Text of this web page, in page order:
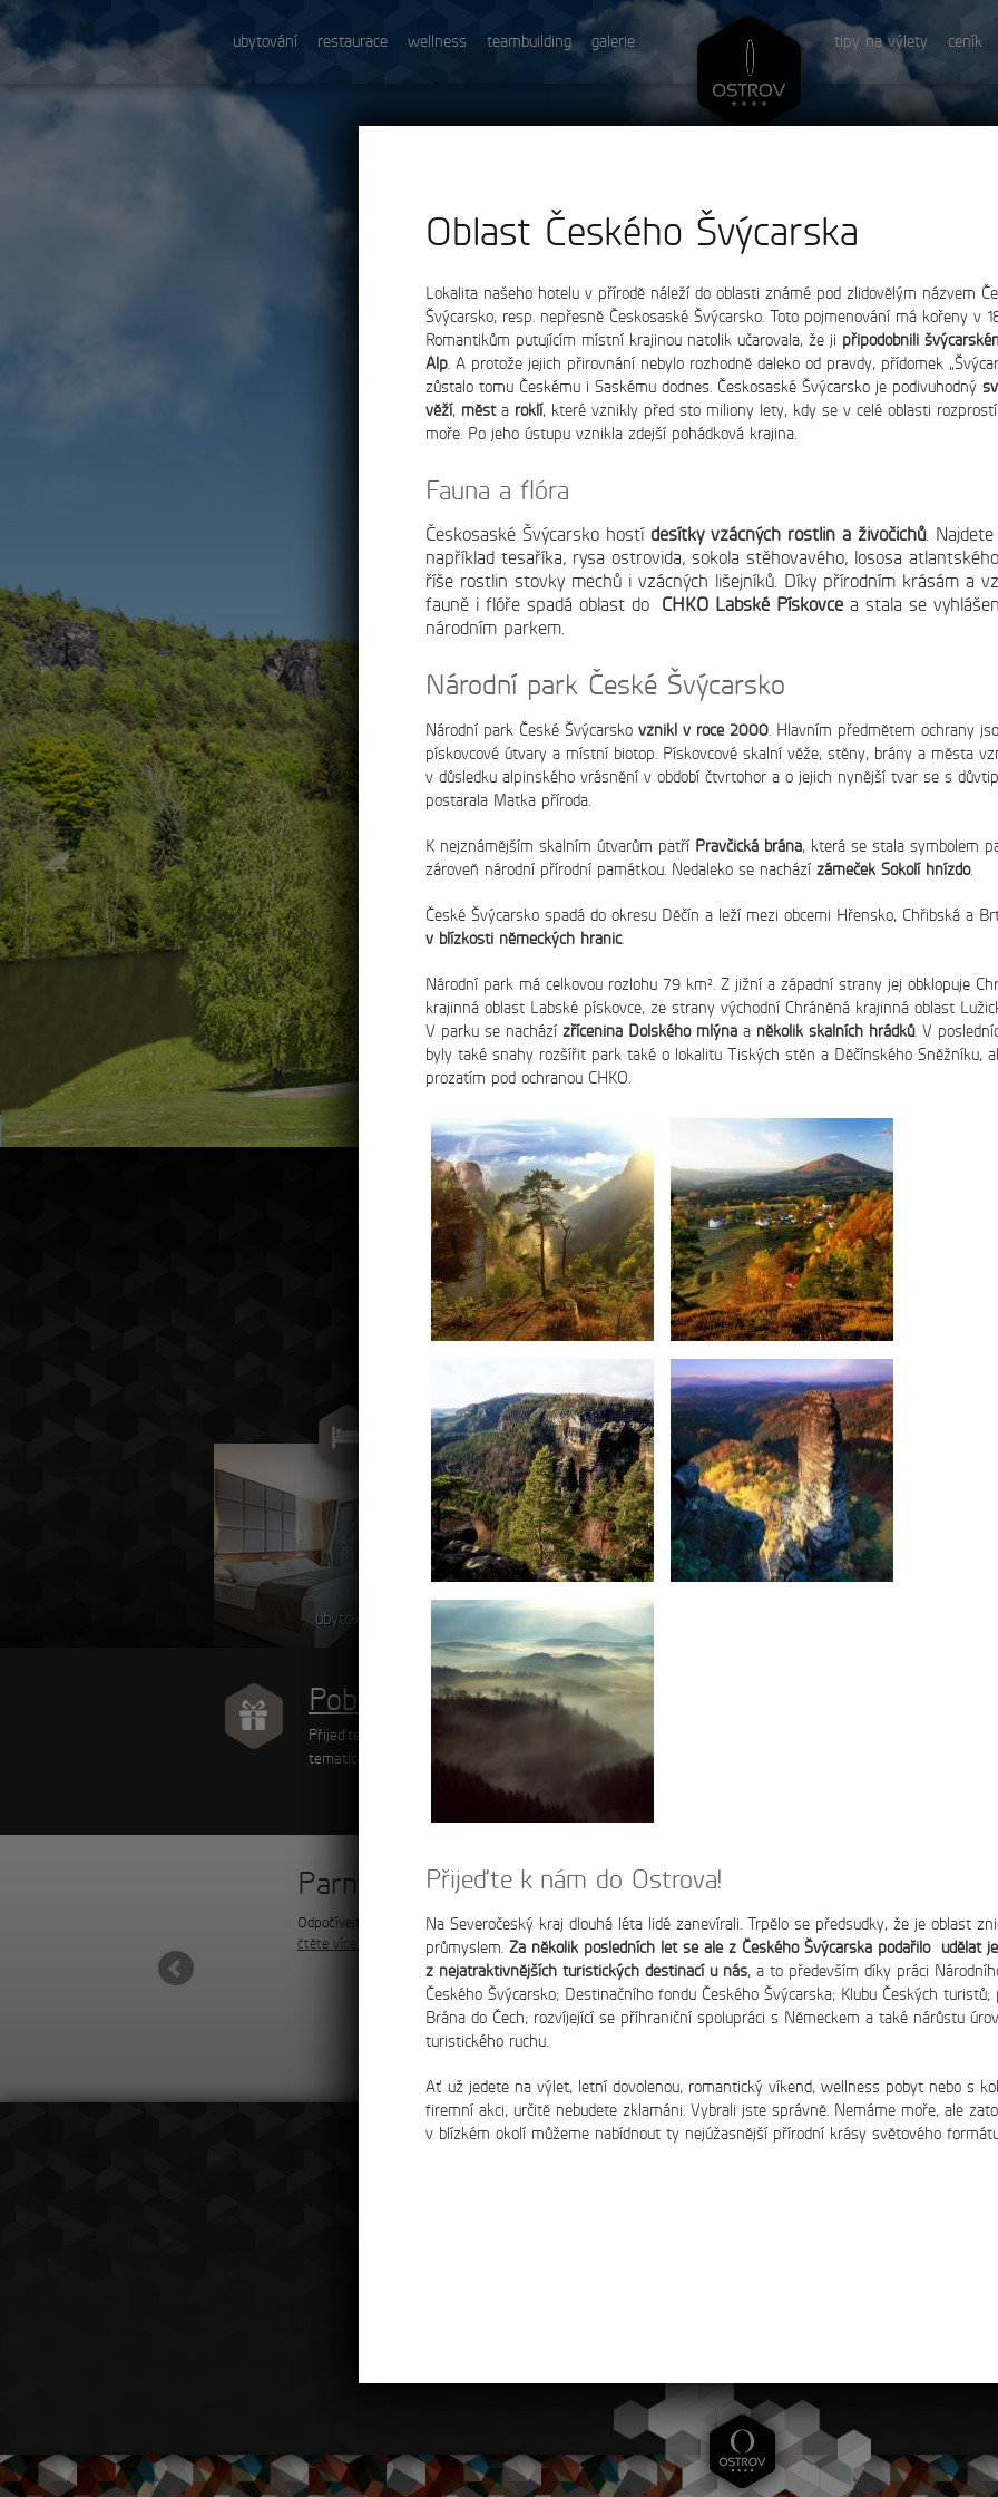
ubytování restaurace wellness teambuilding galerie tipy na výlety ceník
ubytování restaurace
Pobytové balíčky
Přijeďte k nám relaxovat a vyberte si z naší nabídky
tematických pobytových balíčků.
Obdarujte vaše blízké
pobytový balíček,
Parní sauna
Odpočívejte díky blahodárným účinkům páry…
čtěte více…
Nechte se okouzlit lázeňskými městy,
monumentálními věžemi tyčícími se vysoko
čtěte více…
Oblast Českého Švýcarska
Lokalita našeho hotelu v přírodě náleží do oblasti známé pod zlidovělým názvem
Švýcarsko, resp. nepřesně Českosaské Švýcarsko. Toto pojmenování má kořeny v
Romantikům putujícím místní krajinou natolik učarovala, že ji připodobnili
Alp . A protože jejich přirovnání nebylo rozhodně daleko od pravdy, přídomek
zůstalo tomu Českému i Saskému dodnes. Českosaské Švýcarsko je podivuhodný
věží, města roklí, které vznikly před sto miliony lety, kdy se v celé oblasti
moře. Po jeho ústupu vznikla zdejší pohádková krajina.
Fauna a flóra
Českosaské Švýcarsko hostí desítky vzácných rostlin a živočichů.
například tesaříka, rysa ostrovida, sokola stěhovavého, lososa
říše rostlin stovky mechů i vzácných lišejníků. Díky přírodním krásám a
fauně i flóře spadá oblast do CHKO Labské Pískovce a stala se
národním parkem.
Národní park České Švýcarsko
Národní park České Švýcarsko vznikl v roce 2000 . Hlavním předmětem ochrany
pískovcové útvary a místní biotop. Pískovcové skalní věže, stěny, brány a města
v důsledku alpinského vrásnění v období čtvrtohor a o jejich nynější tvar se s
postarala Matka příroda.
K nejznámějším skalním útvarům patří Pravčická brána, která se stala symbolem
zároveň národní přírodní památkou. Nedaleko se nachází zámeček Sokolí hnízdo.
České Švýcarsko spadá do okresu Děčín a leží mezi obcemi Hřensko, Chřibská a
v blízkosti německých hranic.
Národní park má celkovou rozlohu 79 km². Z jižní a západní strany jej obklopuje
krajinná oblast Labské pískovce, ze strany východní Chráněná krajinná oblast
V parku se nachází zřícenina Dolského mlýna a několik skalních hrádků. V
byly také snahy rozšířit park také o lokalitu Tiských stěn a Děčínského Sněžníku,
prozatím pod ochranou CHKO.
Přijeďte k nám do Ostrova!
Na Severočeský kraj dlouhá léta lidé zanevírali. Trpělo se předsudky, že je oblast
průmyslem. Za několik posledních let se ale z Českého Švýcarska podařilo udělat
z nejatraktivnějších turistických destinací u nás, a to především díky práci
Českého Švýcarsko; Destinačního fondu Českého Švýcarska; Klubu Českých turistů;
Brána do Čech; rozvíjející se příhraniční spolupráci s Německem a také nárůstu
turistického ruchu.
Ať už jedete na výlet, letní dovolenou, romantický víkend, wellness pobyt nebo s
firemní akci, určitě nebudete zklamáni. Vybrali jste správně. Nemáme moře, ale
v blízkém okolí můžeme nabídnout ty nejúžasnější přírodní krásy světového
Recepce